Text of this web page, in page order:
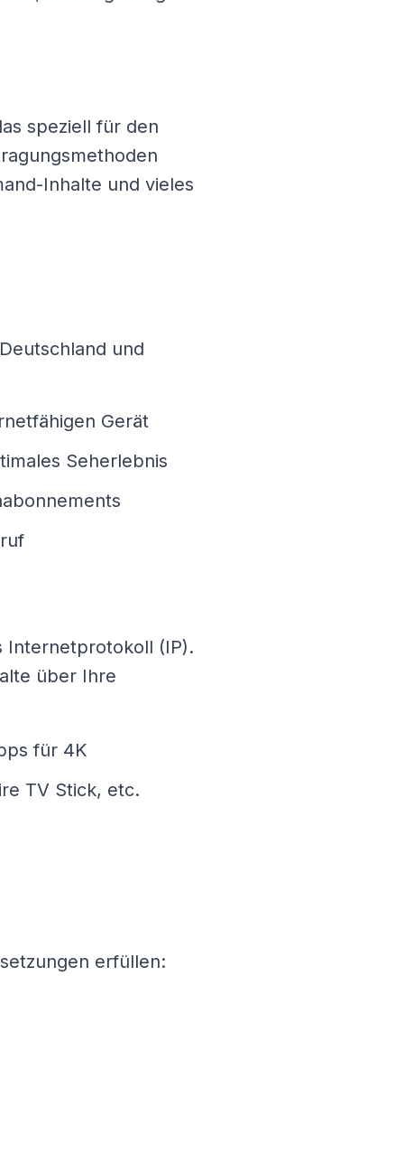
speziell für den
Inhalte und vieles
und
Gerät
Seherlebnis
Internetprotokoll (IP).
über Ihre
für 4K
TV Stick, etc.
erfüllen: